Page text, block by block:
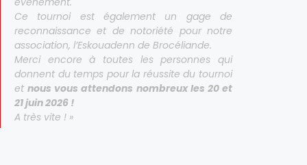
Ce tournoi est également un gage de
reconnaissance et de notoriété pour notre
association, l’Eskouadenn de Brocéliande.
Merci encore à toutes les personnes qui
donnent du temps pour la réussite du tournoi
etnous vous attendons nombreux les 20 et
21 juin 2026 !
A très vite ! »